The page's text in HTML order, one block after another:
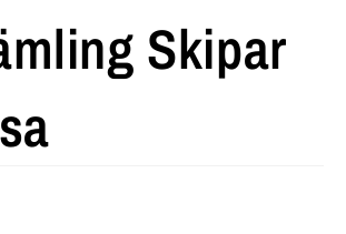
Skipar